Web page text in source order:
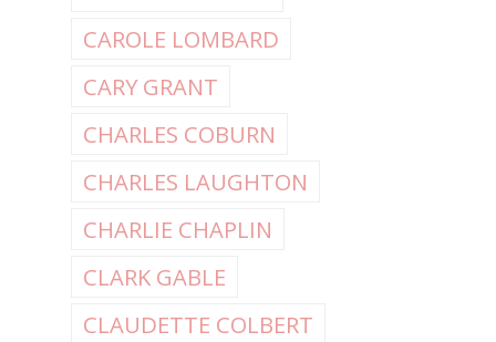
CAROLE LOMBARD
CARY GRANT
CHARLES COBURN
CHARLES LAUGHTON
CHARLIE CHAPLIN
CLARK GABLE
CLAUDETTE COLBERT